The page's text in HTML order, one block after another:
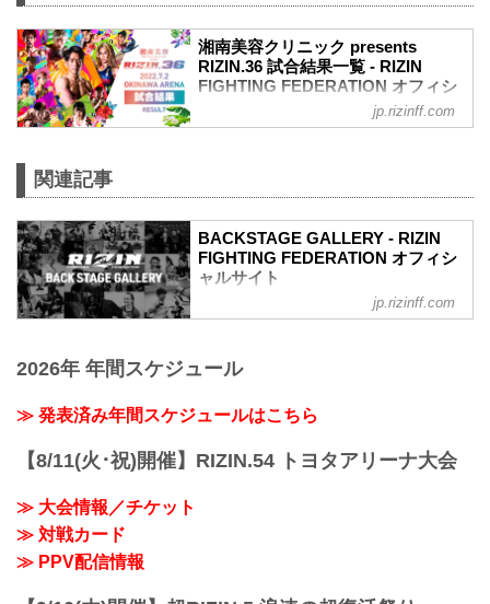
湘南美容クリニック presents
RIZIN.36 試合結果一覧 - RIZIN
FIGHTING FEDERATION オフィシ
3R 判定 （1-2）
≫ 試合結果詳細
第12試合 ／山本美憂 vs. 大島沙緒里
RIZIN MMAルール：5分 3R（49.0kg）
（LOSE）山本美憂 vs. 大島沙緒里
3R 判定 （1-2）
第11試合 ／砂辺光久 vs. 中務修良
（LOSE）砂辺光久 ...
jp.rizinff.com
関連記事
BACKSTAGE GALLERY - RIZIN
FIGHTING FEDERATION オフィシ
ャルサイト
BACKSTAGE GALLERY の記事一覧 - 格
イジン ファイティング フェデレーショ
いきます。
jp.rizinff.com
2026年 年間スケジュール
≫ 発表済み年間スケジュールはこちら
【8/11(火･祝)開催】RIZIN.54 トヨタアリーナ大会
≫ 大会情報／チケット
≫ 対戦カード
≫ PPV配信情報